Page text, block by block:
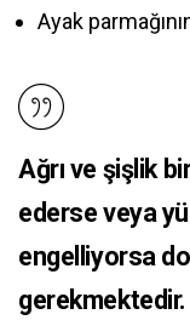
Ayak
Ağrı ve şişlik
ederse veya
engelliyorsa
gerekmektedir.